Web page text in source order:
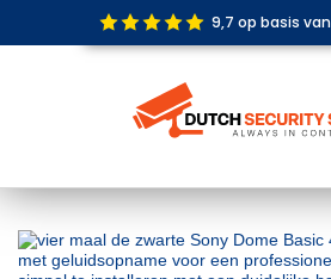
de
9,7 op basis van